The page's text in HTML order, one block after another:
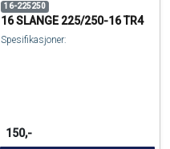
16-225250
16 SLANGE 225/250-16 TR4
Spesifikasjoner:
150,-